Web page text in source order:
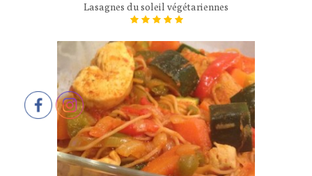
Lasagnes du soleil végétariennes